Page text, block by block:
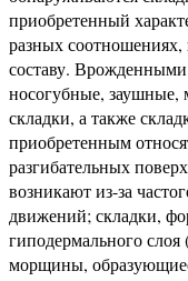
приобретенный
разных соотношениях,
составу.
носогубные, заушные,
складки, а также
приобретенным
разгибательных
возникают из-за
движений; складки,
гиподермального
морщины,